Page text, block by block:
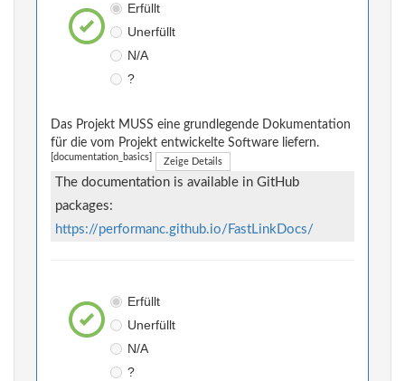
Erfüllt
Unerfüllt
N/A
?
Das Projekt MUSS eine grundlegende Dokumentation
für die vom Projekt entwickelte Software liefern.
[documentation_basics] Zeige Details
The documentation is available in GitHub
packages:
https://performanc.github.io/FastLinkDocs/
Erfüllt
Unerfüllt
N/A
?